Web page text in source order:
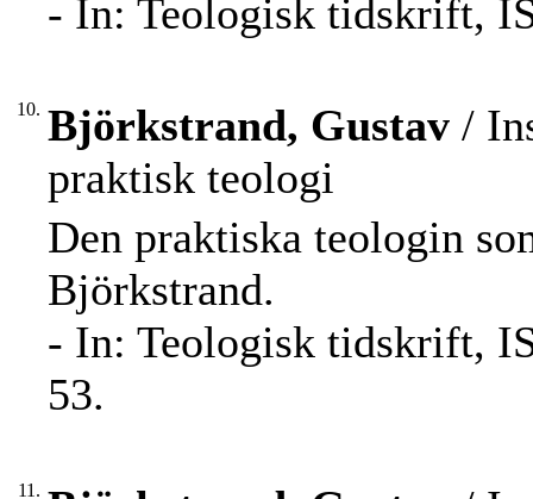
- In: Teologisk tidskrift,
10. Björkstrand, Gustav /
praktisk teologi
Den praktiska teologin
Björkstrand.
- In: Teologisk tidskrift,
53.
11.